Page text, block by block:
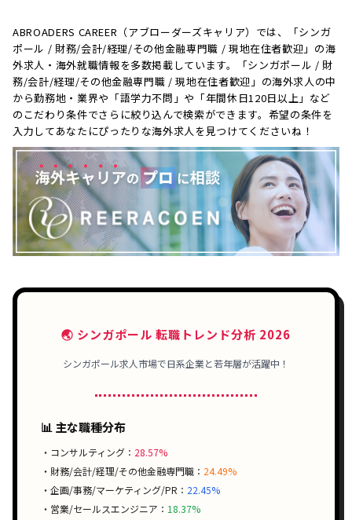
ABROADERS CAREER（アブローダーズキャリア）では、「シンガ
ポール / 財務/会計/経理/その他金融専門職 / 現地在住者歓迎」の海
外求人・海外就職情報を多数掲載しています。「シンガポール / 財
務/会計/経理/その他金融専門職 / 現地在住者歓迎」の海外求人の中
から勤務地・業界や「語学力不問」や「年間休日120日以上」など
のこだわり条件でさらに絞り込んで検索ができます。希望の条件を
入力してあなたにぴったりな海外求人を見つけてくださいね！
🌏 シンガポール 転職トレンド分析 2026
シンガポール求人市場で日系企業と若年層が活躍中！
📊 主な職種分布
・コンサルティング： 28.57%
・財務/会計/経理/その他金融専門職： 24.49%
・企画/事務/マーケティング/PR： 22.45%
・営業/セールスエンジニア： 18.37%